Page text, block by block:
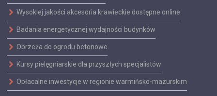
Wysokiej jakości akcesoria krawieckie dostępne online
Badania energetycznej wydajności budynków
Obrzeża do ogrodu betonowe
Kursy pielęgniarskie dla przyszłych specjalistów
Opłacalne inwestycje w regionie warmińsko-mazurskim